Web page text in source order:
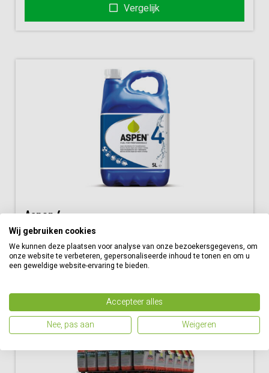
Vergelijk
Aspen 4
€25,00
Bestellen
Wij gebruiken cookies
We kunnen deze plaatsen voor analyse van onze bezoekersgegevens, om
onze website te verbeteren, gepersonaliseerde inhoud te tonen en om u
een geweldige website-ervaring te bieden.
Accepteer alles
Nee, pas aan
Weigeren